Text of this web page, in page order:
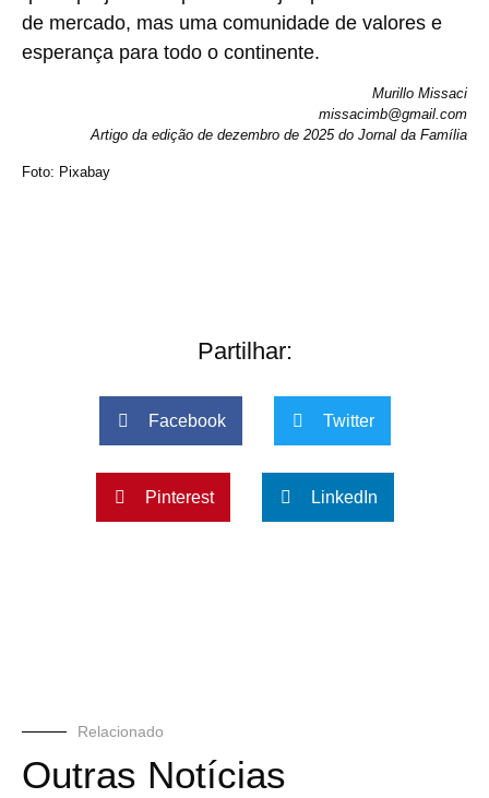
de mercado, mas uma comunidade de valores e
esperança para todo o continente.
Murillo Missaci
missacimb@gmail.com
Artigo da edição de dezembro de 2025 do Jornal da Família
Foto: Pixabay
Partilhar:
Facebook Twitter
Pinterest LinkedIn
Relacionado
Outras Notícias